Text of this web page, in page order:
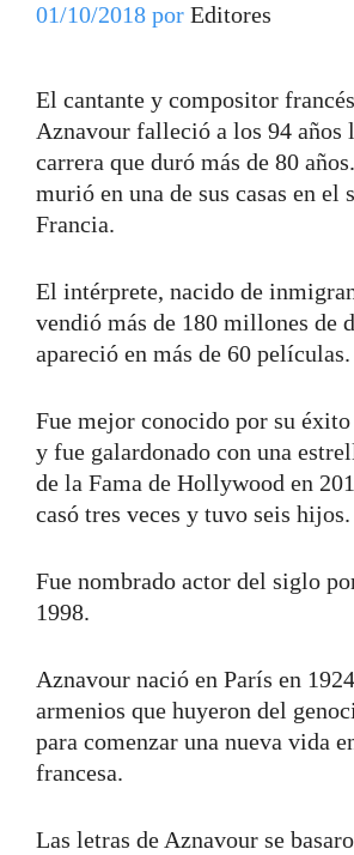
01/10/2018 por Editores
El cantante y compositor
Aznavour falleció a los 94 años
carrera que duró más de 80
murió en una de sus casas en el
Francia.
El intérprete, nacido de
vendió más de 180 millones de
apareció en más de 60 películas.
Fue mejor conocido por su
y fue galardonado con una
de la Fama de Hollywood en
casó tres veces y tuvo seis hijos.
Fue nombrado actor del siglo
1998.
Aznavour nació en París en
armenios que huyeron del
para comenzar una nueva vida
francesa.
Las letras de Aznavour se